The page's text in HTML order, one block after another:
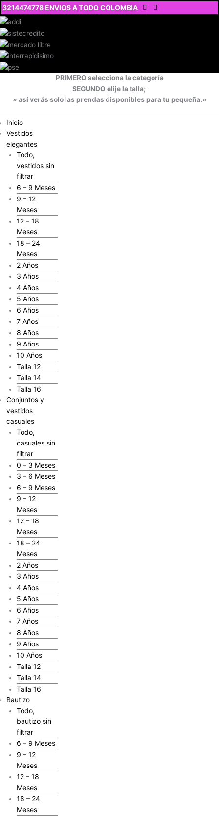
Ir
al
contenido
3214474778 ENVIOS A TODO COLOMBIA
PRIMERO selecciona la categoría
SEGUNDO elije la talla;
» así verás solo las prendas disponibles para tu pequeña.»
Inicio
Vestidos
elegantes
Todo,
vestidos sin
filtrar
6 – 9 Meses
9 – 12
Meses
12 – 18
Meses
18 – 24
Meses
2 Años
3 Años
4 Años
5 Años
6 Años
7 Años
8 Años
9 Años
10 Años
Talla 12
Talla 14
Talla 16
Conjuntos y
vestidos
casuales
Todo,
casuales sin
filtrar
0 – 3 Meses
3 – 6 Meses
6 – 9 Meses
9 – 12
Meses
12 – 18
Meses
18 – 24
Meses
2 Años
3 Años
4 Años
5 Años
6 Años
7 Años
8 Años
9 Años
10 Años
Talla 12
Talla 14
Talla 16
Bautizo
Todo,
bautizo sin
filtrar
6 – 9 Meses
9 – 12
Meses
12 – 18
Meses
18 – 24
Meses